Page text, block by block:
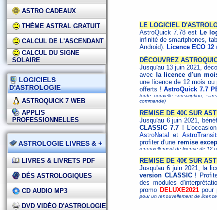
ASTRO CADEAUX
THÈME ASTRAL GRATUIT
CALCUL DE L'ASCENDANT
CALCUL DU SIGNE
SOLAIRE
LOGICIELS
D'ASTROLOGIE
ASTROQUICK 7 WEB
APPLIS
PROFESSIONNELLES
ASTROLOGIE LIVRES & +
LIVRES & LIVRETS PDF
DÉS ASTROLOGIQUES
CD AUDIO MP3
DVD VIDÉO D'ASTROLOGIE
LE LOGICIEL
AstroQuick 7.78 est Le
infinité de smartphones,
Android). Licence ECO
DÉCOUVREZ
Jusqu'au 13 juin 2021,
avec
la licence d'un
une licence de 12 mois
offerts !AstroQuick 7.7
toute nouvelle souscription,
commande)
REMISE DE 40€ SUR
Jusqu'au 6 juin 2021,
CLASSIC 7.7 !
AstroNatal
et
profiter d'une remise
renouvellement de licence de 12
REMISE DE 40€ SUR
Jusqu'au 6 juin 2021, la
version CLASSIC!
des modules
promo DELUXE2021pour
pour un renouvellement de